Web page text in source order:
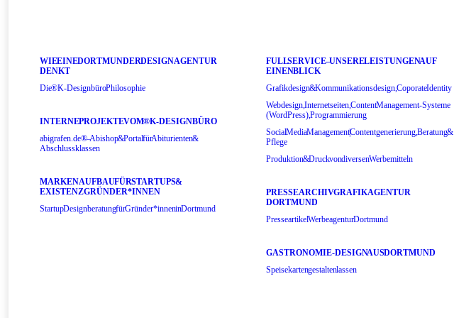
WIE EINE DORTMUNDER DESIGNAGENTUR
DENKT
Die ®K-Designbüro Philosophie
INTERNE PROJEKTE VOM ®K-DESIGNBÜRO
abigrafen.de® – Abishop & Portal für Abiturienten &
Abschlussklassen
MARKENAUFBAU FÜR STARTUPS &
EXISTENZGRÜNDER*INNEN
Startup Designberatung für Gründer*innen in Dortmund
FULL SERVICE – UNSERE LEISTUNGEN AUF
EINEN BLICK
Grafikdesign & Kommunikationsdesign, Coporate Identity
Webdesign, Internetseiten, Content Management-Systeme
(WordPress), Programmierung
Social Media Management | Contentgenerierung, Beratung &
Pflege
Produktion & Druck von diversen Werbemitteln
PRESSEARCHIV GRAFIKAGENTUR
DORTMUND
Presseartikel Werbeagentur Dortmund
GASTRONOMIE-DESIGN AUS DORTMUND
Speisekarten gestalten lassen